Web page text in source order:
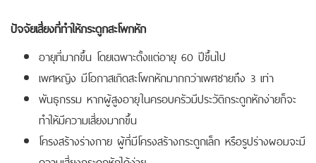
ปัจจัยเสี่ยงที่ทำให้กระดูกสะโพกหัก
อายุที่มากขึ้น โดยเฉพาะตั้งแต่อายุ 60 ปีขึ้นไป
เพศหญิง มีโอกาสเกิดสะโพกหักมากกว่าเพศชายถึง 3 เท่า
พันธุกรรม หากผู้สูงอายุในครอบครัวมีประวัติกระดูกหักง่ายก็จะ
ทำให้มีความเสี่ยงมากขึ้น
โครงสร้างร่างกาย ผู้ที่มีโครงสร้างกระดูกเล็ก หรือรูปร่างผอมจะมี